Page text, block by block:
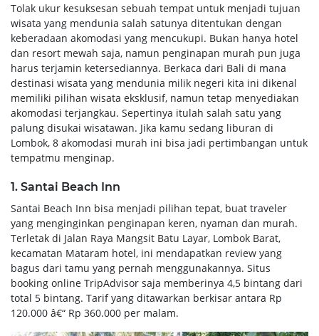
Tolak ukur kesuksesan sebuah tempat untuk menjadi tujuan
wisata yang mendunia salah satunya ditentukan dengan
keberadaan akomodasi yang mencukupi. Bukan hanya hotel
dan resort mewah saja, namun penginapan murah pun juga
harus terjamin ketersediannya. Berkaca dari Bali di mana
destinasi wisata yang mendunia milik negeri kita ini dikenal
memiliki pilihan wisata eksklusif, namun tetap menyediakan
akomodasi terjangkau. Sepertinya itulah salah satu yang
palung disukai wisatawan. Jika kamu sedang liburan di
Lombok, 8 akomodasi murah ini bisa jadi pertimbangan untuk
tempatmu menginap.
1. Santai Beach Inn
Santai Beach Inn bisa menjadi pilihan tepat, buat traveler
yang menginginkan penginapan keren, nyaman dan murah.
Terletak di Jalan Raya Mangsit Batu Layar, Lombok Barat,
kecamatan Mataram hotel, ini mendapatkan review yang
bagus dari tamu yang pernah menggunakannya. Situs
booking online TripAdvisor saja memberinya 4,5 bintang dari
total 5 bintang. Tarif yang ditawarkan berkisar antara Rp
120.000 â€“ Rp 360.000 per malam.